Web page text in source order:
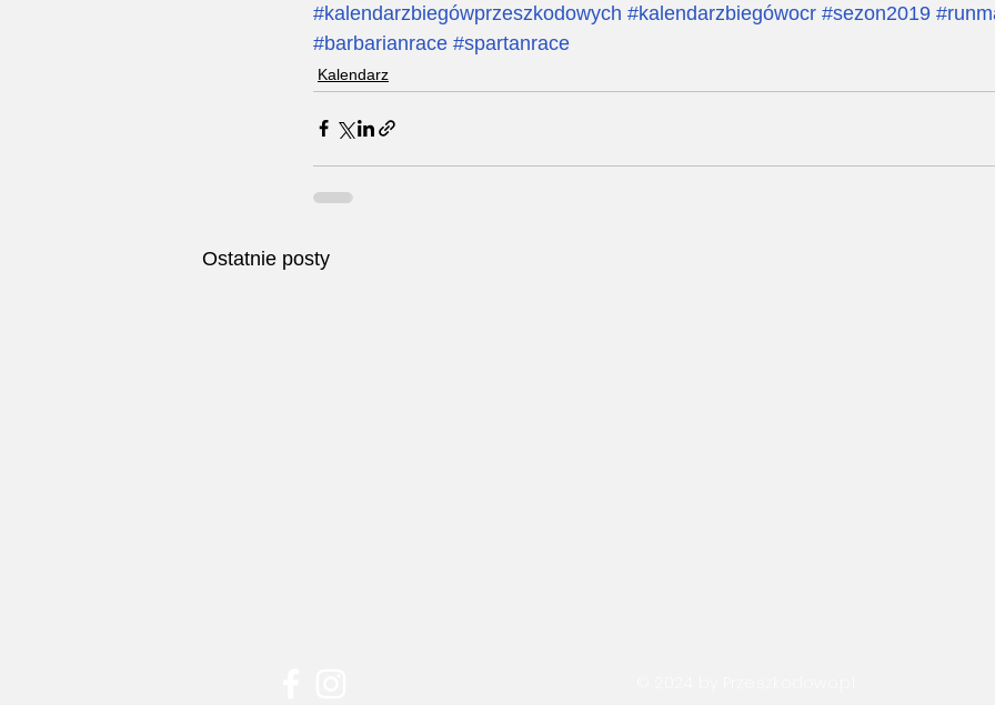
#kalendarzbiegówprzeszkodowych #kalendarzbiegówocr #sezon2019
#barbarianrace #spartanrace
Kalendarz
Ostatnie posty